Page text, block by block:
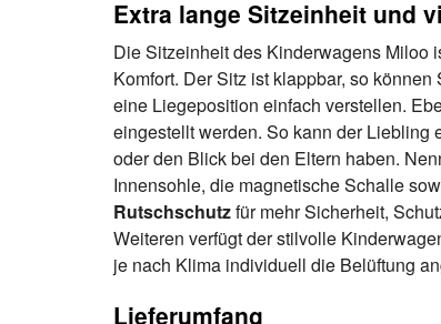
Extra lange Sitzeinheit und
Die Sitzeinheit des Kinderwagens Miloo
Komfort. Der Sitz ist klappbar, so
eine Liegeposition einfach verstellen.
eingestellt werden. So kann der Liebling
oder den Blick bei den Eltern haben.
Innensohle, die magnetische Schalle
Rutschschutzfür mehr Sicherheit,
Weiteren verfügt der stilvolle
je nach Klima individuell die Belüftung
Lieferumfang